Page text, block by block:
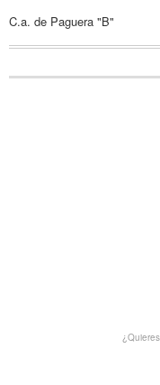
C.a. de Paguera "B"